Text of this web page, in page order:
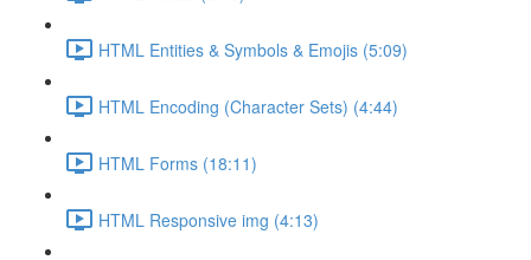
HTML Entities & Symbols & Emojis (5:09)
HTML Encoding (Character Sets) (4:44)
HTML Forms (18:11)
HTML Responsive img (4:13)